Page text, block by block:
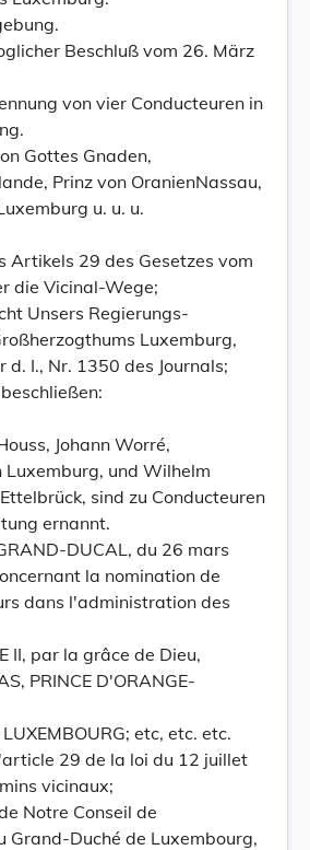
Beschluß vom 26. März
von vier Conducteuren in
Gottes Gnaden,
Prinz von OranienNassau,
u. u. u.
Artikels 29 des Gesetzes vom
die Vicinal-Wege;
Unsers Regierungs-
Luxemburg,
d. I., Nr. 1350 des Journals;
Johann Worré,
Luxemburg, und Wilhelm
sind zu Conducteuren
ernannt.
DUCAL, du 26 mars
la nomination de
dans l'administration des
II, par la grâce de Dieu,
PRINCE D'ORANGE-
etc, etc. etc.
29 de la loi du 12 juillet
vicinaux;
Notre Conseil de
Grand-Duché de Luxembourg,